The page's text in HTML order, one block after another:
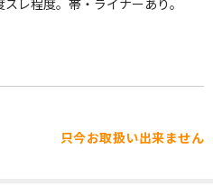
レ程度。帯・ライナーあり。
只今お取扱い出来ません